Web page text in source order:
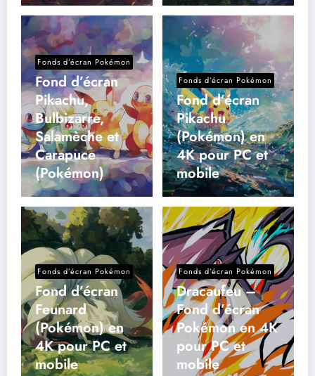
Fonds d’écran Pokémon
Fond d’écran
Pikachu,
Bulbizarre,
Salamèche et
Carapuce
(Pokémon)
Fonds d’écran Pokémon
Fond d’écran
Pikachu
(Pokémon) en
4K pour PC et
mobile
Fonds d’écran Pokémon
Fond d’écran
Feunard
(Pokémon) en
4K pour PC et
mobile
Fonds d’écran Pokémon
Dracaufeu –
Fond d’écran
Pokémon en 4K
pour PC et
mobile